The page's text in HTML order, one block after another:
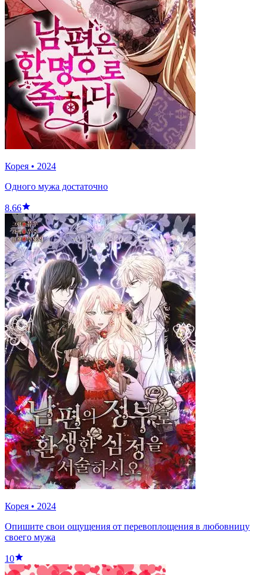
Корея • 2024
Одного мужа достаточно
8.66
Корея • 2024
Опишите свои ощущения от перевоплощения в любовницу
своего мужа
10